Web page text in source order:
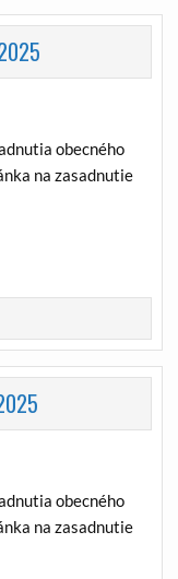
obecného
na zasadnutie
obecného
na zasadnutie